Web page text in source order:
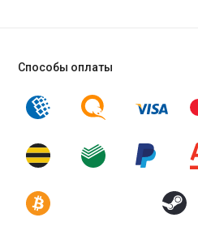
Способы оплаты